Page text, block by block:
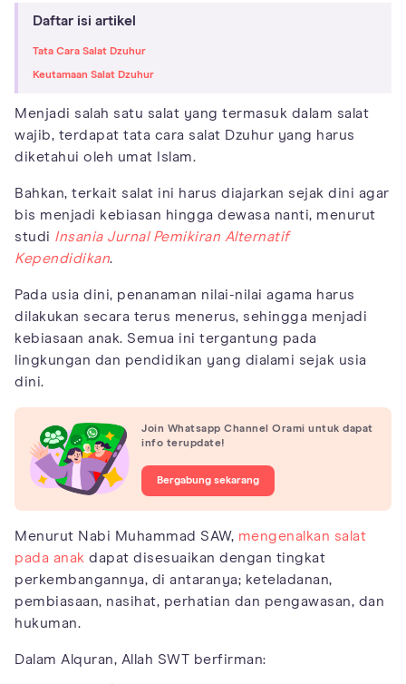
Daftar isi artikel
Tata Cara Salat Dzuhur
Keutamaan Salat Dzuhur
Menjadi salah satu salat yang termasuk dalam salat
wajib, terdapat tata cara salat Dzuhur yang harus
diketahui oleh umat Islam.
Bahkan, terkait salat ini harus diajarkan sejak dini agar
bis menjadi kebiasan hingga dewasa nanti, menurut
studi Insania Jurnal Pemikiran Alternatif
Kependidikan.
Pada usia dini, penanaman nilai-nilai agama harus
dilakukan secara terus menerus, sehingga menjadi
kebiasaan anak. Semua ini tergantung pada
lingkungan dan pendidikan yang dialami sejak usia
dini.
Join Whatsapp Channel Orami untuk dapat
info terupdate!
Bergabung sekarang
Menurut Nabi Muhammad SAW, mengenalkan salat
pada anak dapat disesuaikan dengan tingkat
perkembangannya, di antaranya; keteladanan,
pembiasaan, nasihat, perhatian dan pengawasan, dan
hukuman.
Dalam Alquran, Allah SWT berfirman: